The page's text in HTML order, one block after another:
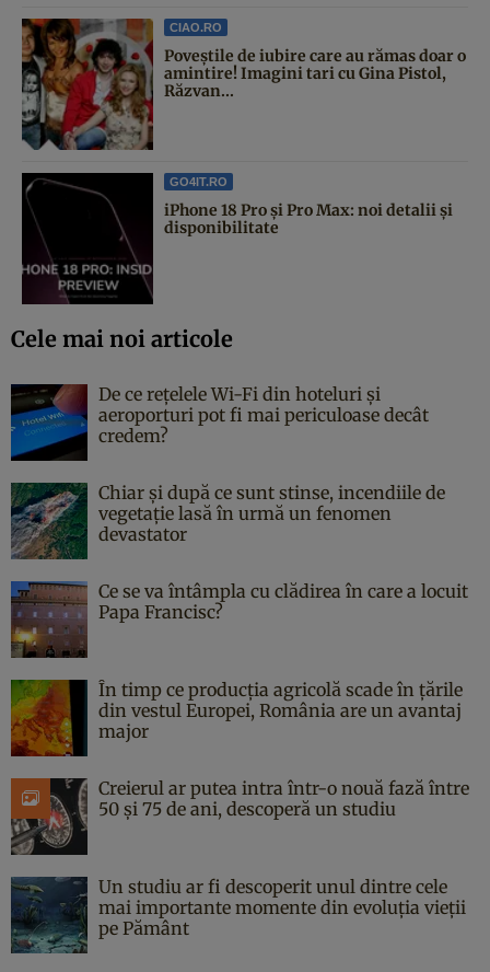
CIAO.RO
Poveştile de iubire care au rămas doar o
amintire! Imagini tari cu Gina Pistol,
Răzvan...
GO4IT.RO
iPhone 18 Pro și Pro Max: noi detalii și
disponibilitate
Cele mai noi articole
De ce rețelele Wi-Fi din hoteluri și
aeroporturi pot fi mai periculoase decât
credem?
Chiar și după ce sunt stinse, incendiile de
vegetație lasă în urmă un fenomen
devastator
Ce se va întâmpla cu clădirea în care a locuit
Papa Francisc?
În timp ce producția agricolă scade în țările
din vestul Europei, România are un avantaj
major
Creierul ar putea intra într-o nouă fază între
50 și 75 de ani, descoperă un studiu
Un studiu ar fi descoperit unul dintre cele
mai importante momente din evoluția vieții
pe Pământ